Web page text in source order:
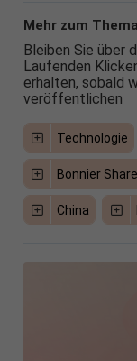
Mehr zum Thema
Bleiben Sie über
Laufenden
erhalten, sobald
veröffentlichen
Technologie
Bonnier Share
China